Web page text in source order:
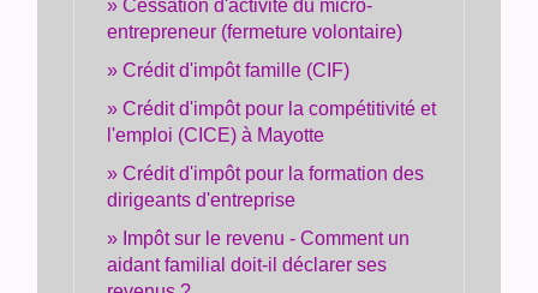
Cessation d'activité du micro-
entrepreneur (fermeture volontaire)
Crédit d'impôt famille (CIF)
Crédit d'impôt pour la compétitivité et
l'emploi (CICE) à Mayotte
Crédit d'impôt pour la formation des
dirigeants d'entreprise
Impôt sur le revenu - Comment un
aidant familial doit-il déclarer ses